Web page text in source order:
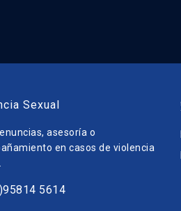
Sexual
asesoría o
en casos de violencia
5614